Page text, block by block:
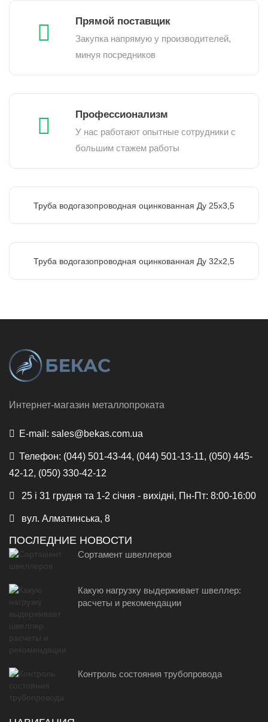
Прямой поставщик
Закупка напрямую у производителей,
минуя посредников
Профессионализм
У нас работают опытные сотрудники с
большим стажем работы
Труба водогазопроводная оцинкованная Ду 25х3,5
Труба водогазопроводная оцинкованная Ду 32х2,5
Интернет-магазин металлопроката
E-mail: sales@bekas.com.ua
Телефон: (044) 501-43-44, (044) 501-13-11, (050) 445-
42-12, (050) 330-42-12
25 і 31 грудня та 1-2 січня - вихідні, Пн-Пт: 8:00-16:00
вул. Алматинська, 8
ПОСЛЕДНИЕ НОВОСТИ
Сортамент швеллеров
Какую нагрузку выдерживает швеллер:
расчеты и рекомендации
Контроль состояния трубопровода